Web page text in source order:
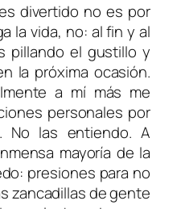
divertido no es por
la vida, no: al fin y al
pillando el gustillo y
la próxima ocasión.
a mí más me
personales por
No las entiendo. A
mayoría de la
presiones para no
zancadillas de gente